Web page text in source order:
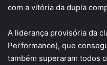
com a vitória da dupla
A liderança provisória da
Performance), que
também superaram todos